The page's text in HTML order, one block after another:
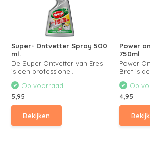
Super- Ontvetter Spray 500
ml.
De Super Ontvetter van Eres
is een professionel...
Op voorraad
5,95
Bekijken
Power
750ml
Power
Bref is
Op
4,95